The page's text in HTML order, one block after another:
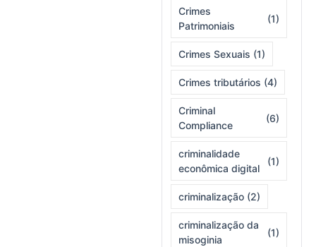
Crimes
Patrimoniais
(1)
Crimes Sexuais (1)
Crimes tributários (4)
Criminal
Compliance
(6)
criminalidade
econômica digital
(1)
criminalização (2)
criminalização da
misoginia
(1)